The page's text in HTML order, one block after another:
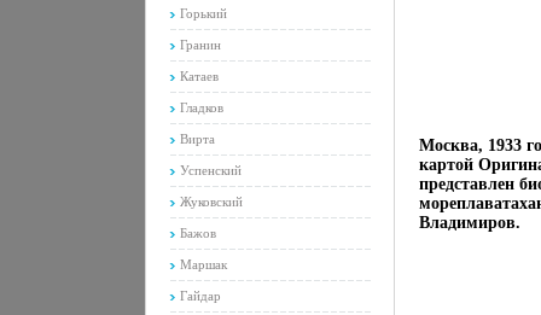
Горький
Гранин
Катаев
Гладков
Вирта
Успенский
Жуковский
Бажов
Маршак
Гайдар
Москва, 1933
картой
представлен
Владимиров.